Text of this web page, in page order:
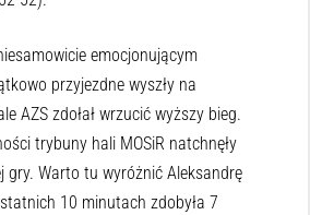
emocjonującym
przyjezdne wyszły na
AZS zdołał wrzucić wyższy bieg.
trybuny hali MOSiR natchnęły
gry. Warto tu wyróżnić Aleksandrę
10 minutach zdobyła 7